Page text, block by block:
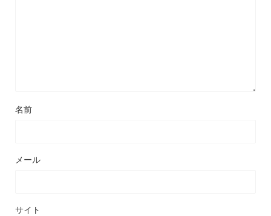
名前
メール
サイト